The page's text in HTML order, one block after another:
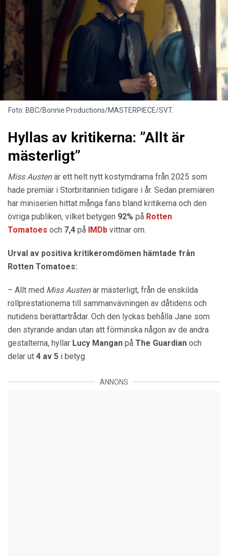
Foto: BBC/Bonnie Productions/MASTERPIECE/SVT.
Hyllas av kritikerna: ”Allt är
mästerligt”
Miss Austenär ett helt nytt kostymdrama från 2025 som
hade premiär i Storbritannien tidigare i år. Sedan premiären
har miniserien hittat många fans bland kritikerna och den
övriga publiken, vilket betygen 92% på Rotten
Tomatoes och 7,4 på IMDb vittnar om.
Urval av positiva kritikeromdömen hämtade från
Rotten Tomatoes:
– Allt med Miss Austenär mästerligt, från de enskilda
rollprestationerna till sammanvävningen av dåtidens och
nutidens berättartrådar. Och den lyckas behålla Jane som
den styrande andan utan att förminska någon av de andra
gestalterna, hyllar Lucy Mangan på The Guardian och
delar ut 4 av 5 i betyg.
ANNONS